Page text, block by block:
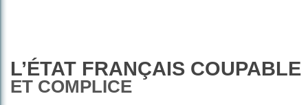
L’ÉTAT FRANÇAIS COUPABLE
ET COMPLICE